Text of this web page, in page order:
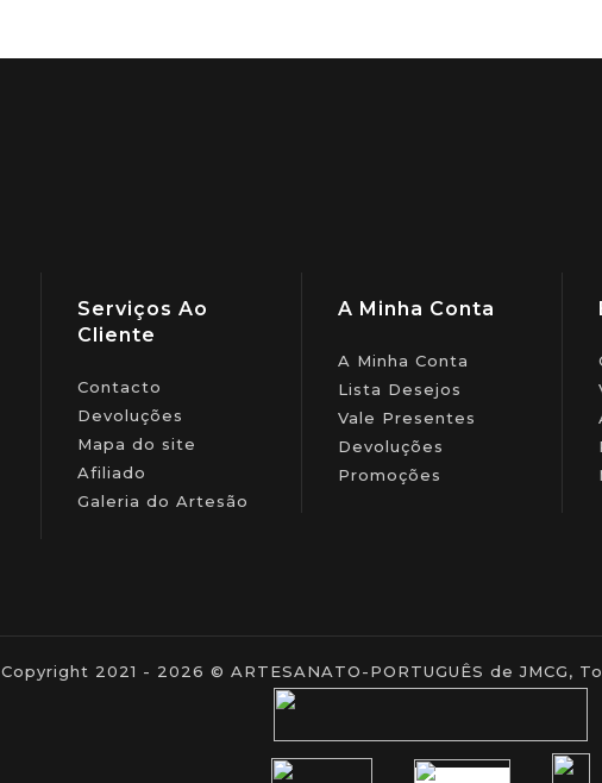
Serviços Ao
Cliente
Contacto
Devoluções
Mapa do site
Afiliado
Galeria do Artesão
A Minha Conta
A Minha Conta
Lista Desejos
Vale Presentes
Devoluções
Promoções
Copyright 2021 - 2026 © ARTESANATO-PORTUGUÊS de JMCG,